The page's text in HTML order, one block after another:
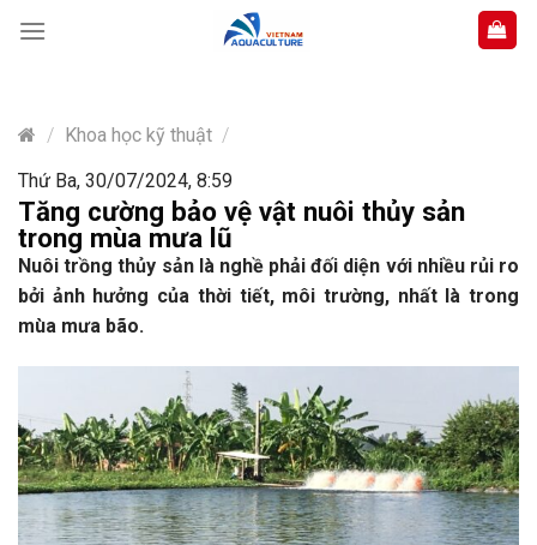
content
/ Khoa học kỹ thuật /
Thứ Ba, 30/07/2024, 8:59
Tăng cường bảo vệ vật nuôi thủy sản
trong mùa mưa lũ
Nuôi trồng thủy sản là nghề phải đối diện với nhiều rủi ro
bởi ảnh hưởng của thời tiết, môi trường, nhất là trong
mùa mưa bão.